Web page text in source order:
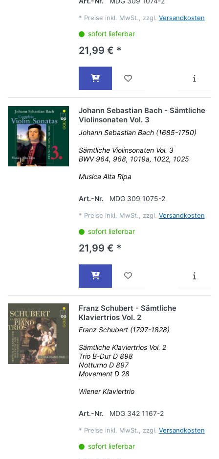
* Preise inkl. MwSt., zzgl. Versandkosten
sofort lieferbar
21,99 € *
Johann Sebastian Bach - Sämtliche
Violinsonaten Vol. 3
Johann Sebastian Bach (1685-1750)
Sämtliche Violinsonaten Vol. 3
BWV 964, 968, 1019a, 1022, 1025
Musica Alta Ripa
Art.-Nr. MDG 309 1075-2
* Preise inkl. MwSt., zzgl. Versandkosten
sofort lieferbar
21,99 € *
Franz Schubert - Sämtliche
Klaviertrios Vol. 2
Franz Schubert (1797-1828)
Sämtliche Klaviertrios Vol. 2
Trio B-Dur D 898
Notturno D 897
Movement D 28
Wiener Klaviertrio
Art.-Nr. MDG 342 1167-2
* Preise inkl. MwSt., zzgl. Versandkosten
sofort lieferbar